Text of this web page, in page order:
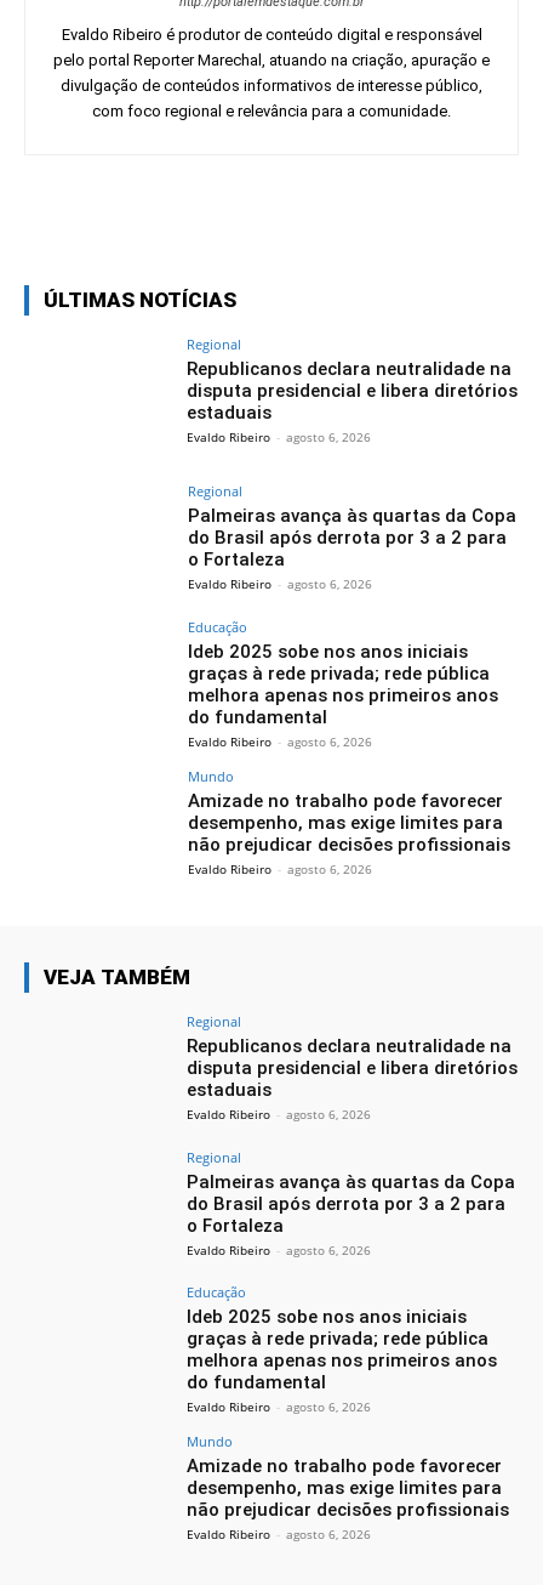
Evaldo Ribeiro é produtor de conteúdo digital e responsável
pelo portal Reporter Marechal, atuando na criação, apuração e
divulgação de conteúdos informativos de interesse público,
com foco regional e relevância para a comunidade.
ÚLTIMAS NOTÍCIAS
Regional
Republicanos declara neutralidade na
disputa presidencial e libera diretórios
estaduais
Evaldo Ribeiro - agosto 6, 2026
Regional
Palmeiras avança às quartas da Copa
do Brasil após derrota por 3 a 2 para
o Fortaleza
Evaldo Ribeiro - agosto 6, 2026
Educação
Ideb 2025 sobe nos anos iniciais
graças à rede privada; rede pública
melhora apenas nos primeiros anos
do fundamental
Evaldo Ribeiro - agosto 6, 2026
Mundo
Amizade no trabalho pode favorecer
desempenho, mas exige limites para
não prejudicar decisões profissionais
Evaldo Ribeiro - agosto 6, 2026
VEJA TAMBÉM
Regional
Republicanos declara neutralidade na
disputa presidencial e libera diretórios
estaduais
Evaldo Ribeiro - agosto 6, 2026
Regional
Palmeiras avança às quartas da Copa
do Brasil após derrota por 3 a 2 para
o Fortaleza
Evaldo Ribeiro - agosto 6, 2026
Educação
Ideb 2025 sobe nos anos iniciais
graças à rede privada; rede pública
melhora apenas nos primeiros anos
do fundamental
Evaldo Ribeiro - agosto 6, 2026
Mundo
Amizade no trabalho pode favorecer
desempenho, mas exige limites para
não prejudicar decisões profissionais
Evaldo Ribeiro - agosto 6, 2026